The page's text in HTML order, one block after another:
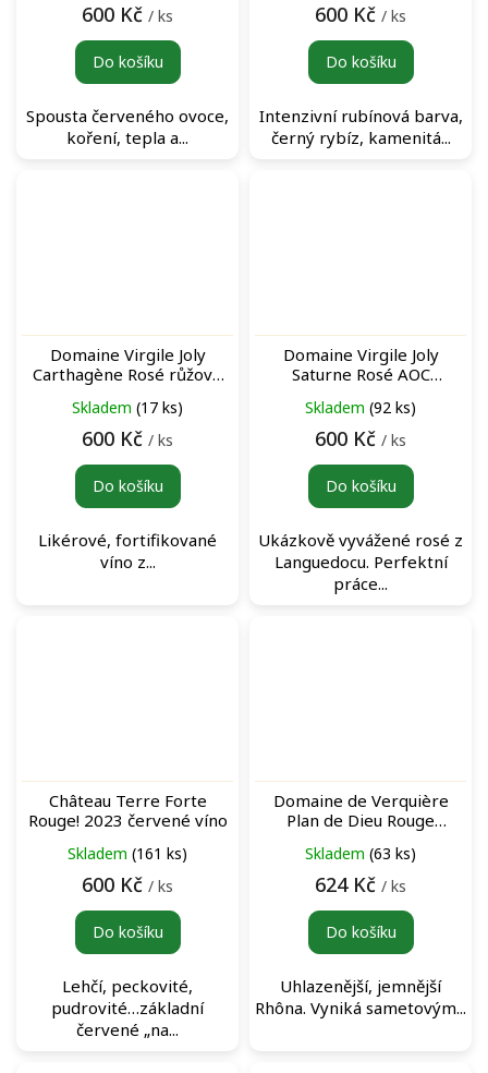
600 Kč / ks
Do košíku
Spousta červeného ovoce,
koření, tepla a...
600 Kč / ks
Do košíku
Intenzivní rubínová barva,
černý rybíz, kamenitá...
Domaine Virgile Joly
Carthagène Rosé růžové
Skladem (17 ks)
600 Kč / ks
Do košíku
Likérové, fortifikované
víno z...
Domaine Virgile Joly
Saturne Rosé AOC
růžové víno
Skladem (92 ks)
600 Kč / ks
Do košíku
Ukázkově vyvážené rosé z
Languedocu. Perfektní
práce...
Château Terre Forte
Rouge! 2023 červené víno
Skladem (161 ks)
600 Kč / ks
Do košíku
Lehčí, peckovité,
pudrovité…základní
červené „na...
Domaine de Verquière
Plan de Dieu Rouge
Skladem (63 ks)
624 Kč / ks
Do košíku
Uhlazenější, jemnější
Rhôna. Vyniká sametovým...